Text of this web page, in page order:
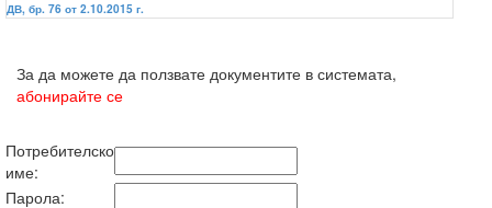
ДВ, бр. 76 от 2.10.2015 г.
За да можете да ползвате документите в системата,
абонирайте се
Потребителско
име:
Парола: